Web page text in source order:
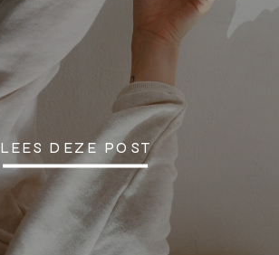
LEES DEZE POST